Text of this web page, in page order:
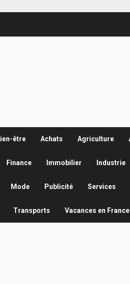
être Achats Agriculture
Finance Immobilier Industrie
Mode Publicité Services
Transports Vacances en France